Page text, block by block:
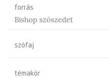
forrás
Bishop szószedet
szófaj
témakör